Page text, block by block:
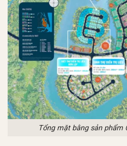
Tổng mặt bằng sản phẩm